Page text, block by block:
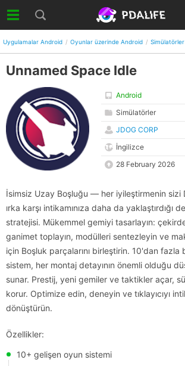
Uygulamalar Android Oyunlar üzerinde Android Simülatörler
Unnamed Space Idle
Android
Simülatörler
JDOG CORP
İngilizce
28 February 2026
İsimsiz Uzay Boşluğu — her iyileştirmenin sizi
ırka karşı intikamınıza daha da yaklaştırdığı
stratejisi. Mükemmel gemiyi tasarlayın:
ganimet toplayın, modülleri sentezleyin ve
için Boşluk parçalarını birleştirin. 10'dan fazla
sistem, her montaj detayının önemli olduğu
sunar. Prestij, yeni gemiler ve taktikler açar,
korur. Optimize edin, deneyin ve tıklayıcıyı
dönüştürün.
Özellikler:
10+ gelişen oyun sistemi